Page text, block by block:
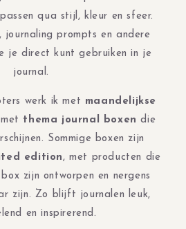
qua stijl, kleur en sfeer.
journaling prompts en andere
je direct kunt gebruiken in je
journal.
werk ik met maandelijkse
thema journal boxen die
Sommige boxen zijn
edition , met producten die
zijn ontworpen en nergens
zijn. Zo blijft journalen leuk,
en inspirerend.